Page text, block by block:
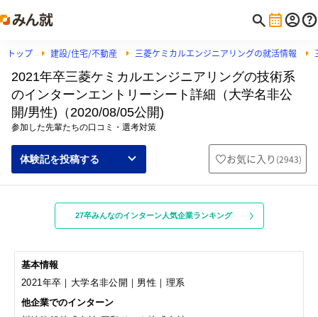
トップ 建設/住宅/不動産 三菱ケミカルエンジニアリングの就活情報
2021年卒三菱ケミカルエンジニアリングの技術系
のインターンエントリーシート詳細（大学名非公
開/男性)（2020/08/05公開)
参加した先輩たちの口コミ・選考対策
体験記を投稿する お気に入り (2943)
27卒みんなのインターン人気企業ランキング
基本情報
2021年卒｜大学名非公開｜男性｜理系
他企業でのインターン